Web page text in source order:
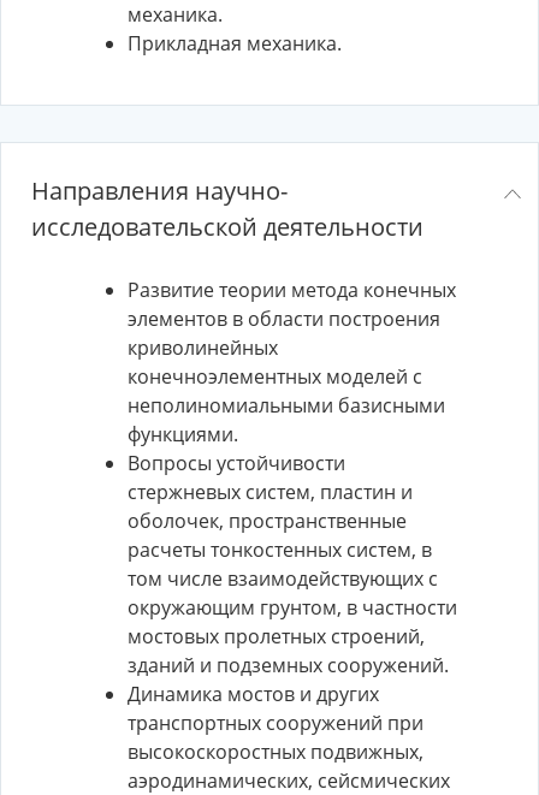
механика.
Прикладная механика.
Направления научно-
исследовательской деятельности
Развитие теории метода конечных
элементов в области построения
криволинейных
конечноэлементных моделей с
неполиномиальными базисными
функциями.
Вопросы устойчивости
стержневых систем, пластин и
оболочек, пространственные
расчеты тонкостенных систем, в
том числе взаимодействующих с
окружающим грунтом, в частности
мостовых пролетных строений,
зданий и подземных сооружений.
Динамика мостов и других
транспортных сооружений при
высокоскоростных подвижных,
аэродинамических, сейсмических